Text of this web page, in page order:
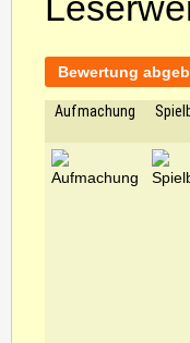
Bewertung
Aufmachung